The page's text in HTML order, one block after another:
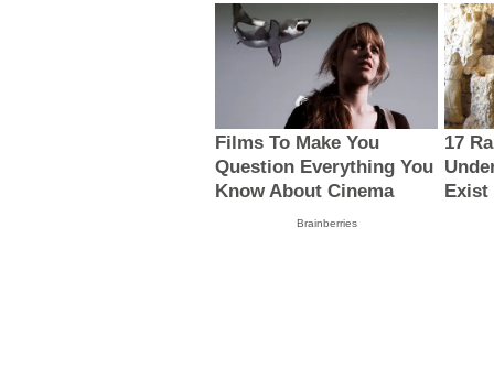
Films To Make You
Question Everything You
Know About Cinema
Brainberries
17
Exist